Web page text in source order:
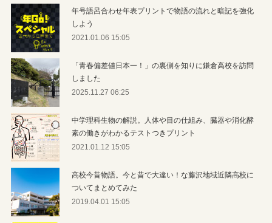
年号語呂合わせ年表プリントで物語の流れと暗記を強化
しよう
2021.01.06 15:05
「青春偏差値日本一！」の裏側を知りに鎌倉高校を訪問
しました
2025.11.27 06:25
中学理科生物の解説。人体や目の仕組み、臓器や消化酵
素の働きがわかるテストつきプリント
2021.01.12 15:05
高校今昔物語。今と昔で大違い！な藤沢地域近隣高校に
ついてまとめてみた
2019.04.01 15:05